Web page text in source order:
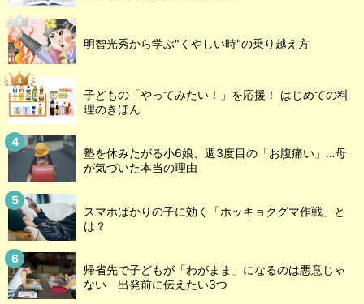
明智光秀から学ぶ"くやしい時"の乗り越え方
子どもの「やってみたい！」を応援！ はじめての料
理のきほん
塾を休みたがる小6娘、週3度目の「お腹痛い」…母
が気づいた本当の理由
スマホばかりの子に効く「ホッキョクグマ作戦」と
は？
帰省先で子どもが「わがまま」になるのは悪意じゃ
ない 出発前に伝えたい3つ